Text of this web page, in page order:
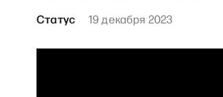
Статус 19 декабря 2023